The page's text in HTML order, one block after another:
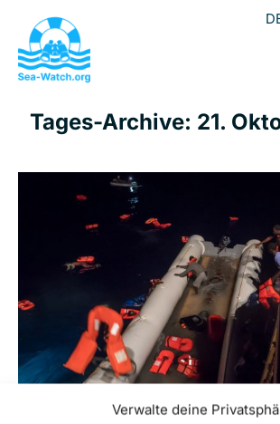
Verwalte deine
Tages-Archive: 21.